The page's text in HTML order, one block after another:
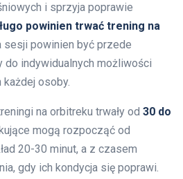
i sprzyja poprawie
powinien trwać trening na
sesji powinien być przede
indywidualnych możliwości
osoby.
na orbitreku trwały od 30 do
mogą rozpocząć od
20-30 minut, a z czasem
gdy ich kondycja się poprawi.